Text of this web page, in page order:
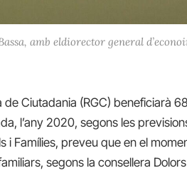
amb eldiorector general
de Ciutadania (RGC) beneficiarà
l’any 2020, segons les
i Famílies, preveu que en el
segons la consellera